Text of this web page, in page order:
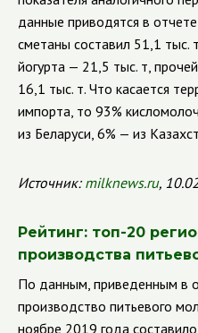
данные приводятся в
сметаны составил 51,1 тыс.
йогурта — 21,5 тыс. т,
16,1 тыс. т. Что касается
импорта, то 93%
из Беларуси, 6% — из
Источник: milknews.ru,
Рейтинг: топ-20
производства
По данным, приведенным в
производство питьевого
ноябре 2019 года